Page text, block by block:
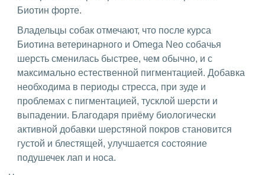
Биотин форте.
Владельцы собак отмечают, что после курса
Биотина ветеринарного и Omega Neo собачья
шерсть сменилась быстрее, чем обычно, и с
максимально естественной пигментацией. Добавка
необходима в периоды стресса, при зуде и
проблемах с пигментацией, тусклой шерсти и
выпадении. Благодаря приёму биологически
активной добавки шерстяной покров становится
густой и блестящей, улучшается состояние
подушечек лап и носа.